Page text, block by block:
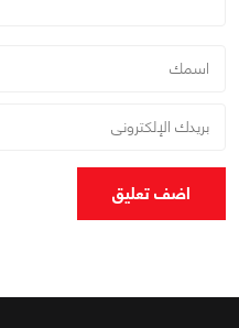
اضف تعليق